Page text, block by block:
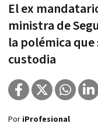
El ex
ministra de
la polémica que
custodia
Por iProfesional